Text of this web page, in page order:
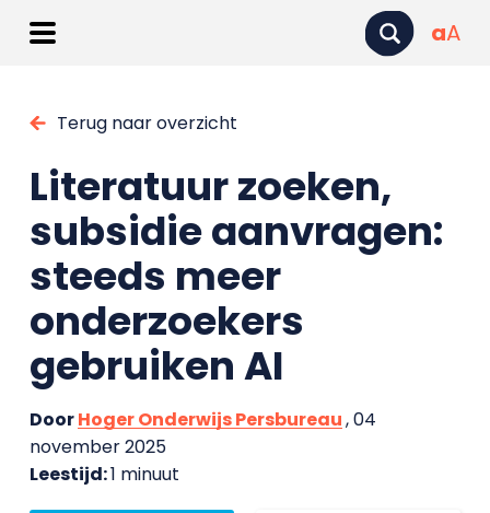
aA
Terug naar overzicht
Literatuur zoeken,
subsidie aanvragen:
steeds meer
onderzoekers
gebruiken AI
DoorHoger Onderwijs Persbureau, 04
november 2025
Leestijd:1 minuut